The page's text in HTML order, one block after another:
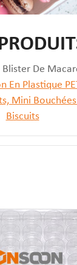
Blister De
En Plastique
Mini
Biscuits